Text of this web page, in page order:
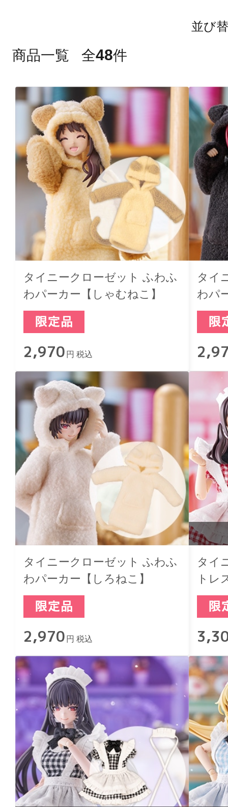
並び
商品一覧 全48件
タイニークローゼット ふわふ
わパーカー【しゃむねこ】
2,970 円 税込
タイ
わパ
タイニークローゼット ふわふ
わパーカー【しろねこ】
2,970 円 税込
タイ
トレ